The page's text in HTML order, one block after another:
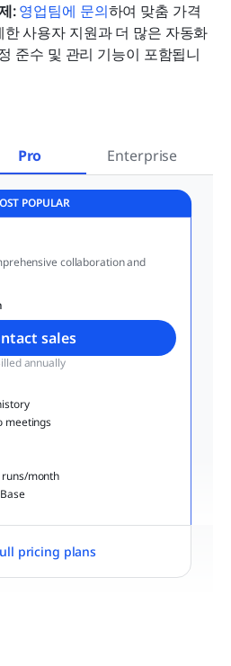
: 영업팀에 문의하여 맞춤 가격
사용자 지원과 더 많은 자동화
준수 및 관리 기능이 포함됩니
Pro Enterprise
POPULAR
collaboration and
sales
annually
meetings
month
pricing plans